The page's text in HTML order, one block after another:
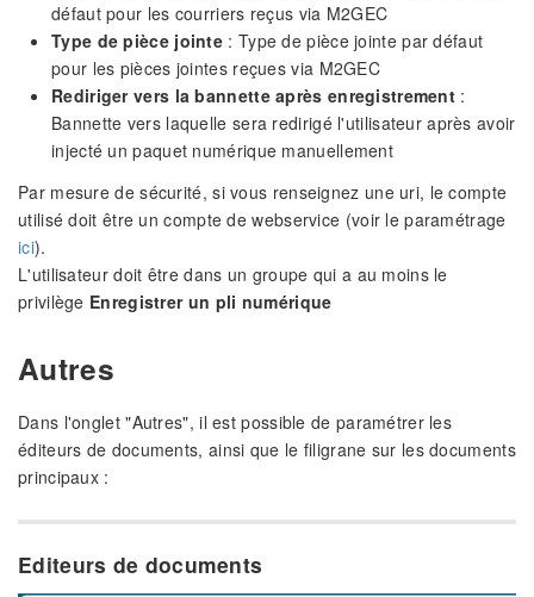
défaut pour les courriers reçus via M2GEC
Type de pièce jointe : Type de pièce jointe par défaut
pour les pièces jointes reçues via M2GEC
Rediriger vers la bannette après enregistrement :
Bannette vers laquelle sera redirigé l'utilisateur après avoir
injecté un paquet numérique manuellement
Par mesure de sécurité, si vous renseignez une uri, le compte
utilisé doit être un compte de webservice (voir le paramétrage
ici).
L'utilisateur doit être dans un groupe qui a au moins le
privilège Enregistrer un pli numérique
Autres
Dans l'onglet "Autres", il est possible de paramétrer les
éditeurs de documents, ainsi que le filigrane sur les documents
principaux :
Editeurs de documents